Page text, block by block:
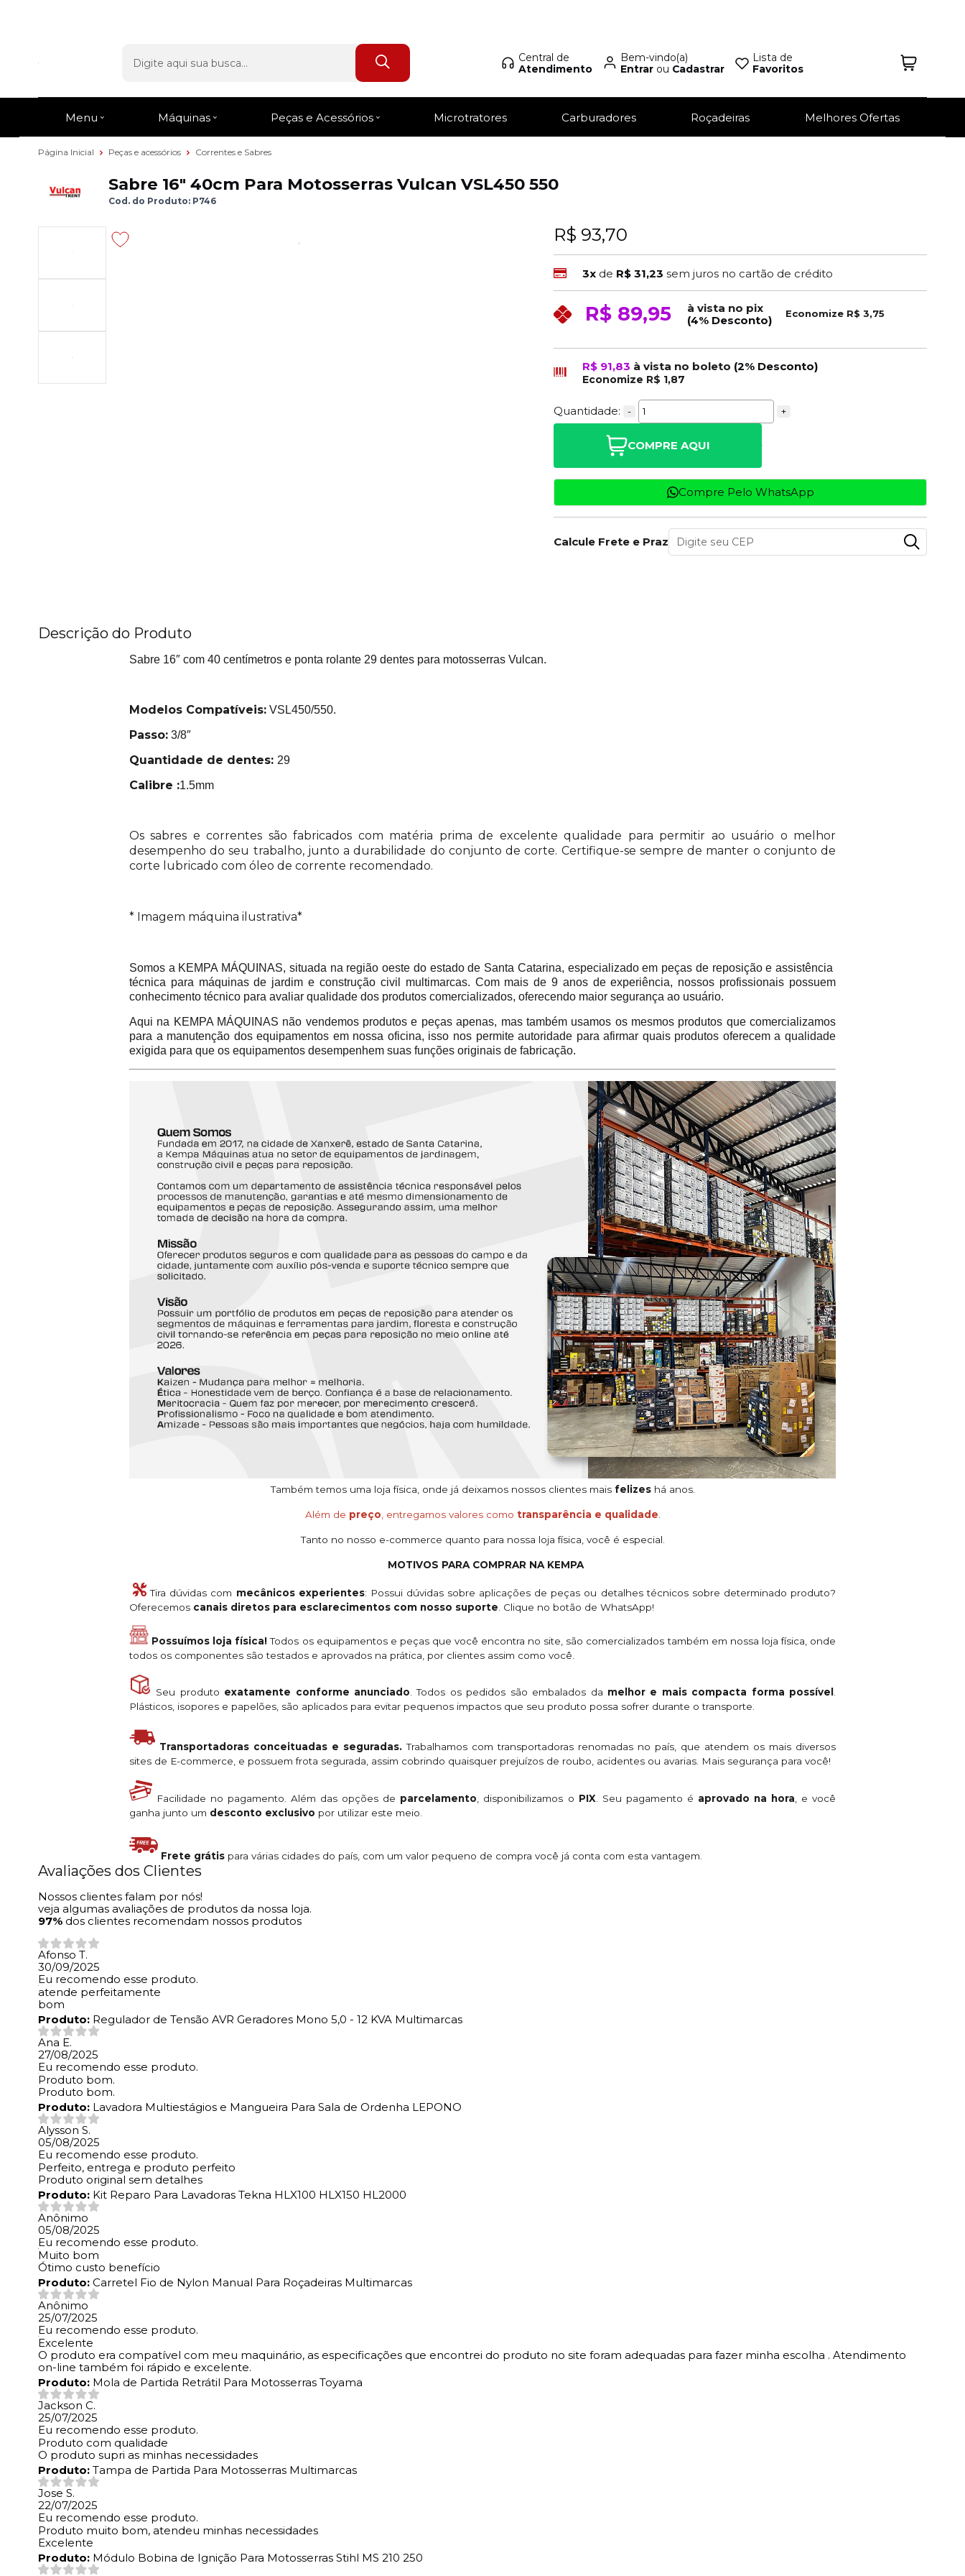
Central de
Atendimento
Bem-vindo(a)
Entrarou Cadastrar
Lista de
Favoritos
Menu Máquinas Peças e Acessórios Microtratores Carburadores Roçadeiras Melhores Ofertas
Página Inicial Peças e acessórios Correntes e Sabres
Sabre 16" 40cm Para Motosserras Vulcan VSL450 550
Cod. do Produto: P746
R$ 93,70
3x de R$ 31,23 sem juros no cartão de crédito
R$ 89,95
à vista no pix
(4% Desconto)
Economize R$ 3,75
R$ 91,83 à vista no boleto (2% Desconto)
Economize R$ 1,87
Quantidade: - +
COMPRE AQUI
Compre Pelo WhatsApp
Calcule Frete e Prazo
Descrição do Produto
Sabre 16″ com 40 centímetros e ponta rolante 29 dentes para motosserras Vulcan.
Modelos Compatíveis: VSL450/550.
Passo: 3/8″
Quantidade de dentes: 29
Calibre :1.5mm
Os sabres e correntes são fabricados com matéria prima de excelente qualidade para permitir ao usuário o melhor
desempenho do seu trabalho, junto a durabilidade do conjunto de corte. Certifique-se sempre de manter o conjunto de
corte lubricado com óleo de corrente recomendado.
* Imagem máquina ilustrativa*
Somos a KEMPA MÁQUINAS, situada na região oeste do estado de Santa Catarina, especializado em peças de reposição e assistência
técnica para máquinas de jardim e construção civil multimarcas. Com mais de 9 anos de experiência, nossos profissionais possuem
conhecimento técnico para avaliar qualidade dos produtos comercializados, oferecendo maior segurança ao usuário.
Aqui na KEMPA MÁQUINAS não vendemos produtos e peças apenas, mas também usamos os mesmos produtos que comercializamos
para a manutenção dos equipamentos em nossa oficina, isso nos permite autoridade para afirmar quais produtos oferecem a qualidade
exigida para que os equipamentos desempenhem suas funções originais de fabricação.
Também temos uma loja física, onde já deixamos nossos clientes mais felizeshá anos.
Além de preço, entregamos valores como transparência e qualidade.
Tanto no nosso e-commerce quanto para nossa loja física, você é especial.
MOTIVOS PARA COMPRAR NA KEMPA
Tira dúvidas com mecânicos experientes: Possui dúvidas sobre aplicações de peças ou detalhes técnicos sobre determinado produto?
Oferecemos canais diretos para esclarecimentos com nosso suporte. Clique no botão de WhatsApp!
Possuímos loja física!Todos os equipamentos e peças que você encontra no site, são comercializados também em nossa loja física, onde
todos os componentes são testados e aprovados na prática, por clientes assim como você.
Seu produto exatamente conforme anunciado. Todos os pedidos são embalados da melhor e mais compacta forma possível .
Plásticos, isopores e papelões, são aplicados para evitar pequenos impactos que seu produto possa sofrer durante o transporte.
Transportadoras conceituadas e seguradas. Trabalhamos com transportadoras renomadas no país, que atendem os mais diversos
sites de E-commerce, e possuem frota segurada, assim cobrindo quaisquer prejuízos de roubo, acidentes ou avarias. Mais segurança para você!
Facilidade no pagamento. Além das opções de parcelamento, disponibilizamos o PIX. Seu pagamento é aprovado na hora, e você
ganha junto um desconto exclusivo por utilizar este meio.
Frete grátis para várias cidades do país, com um valor pequeno de compra você já conta com esta vantagem.
Avaliações dos Clientes
Nossos clientes falam por nós!
veja algumas avaliações de produtos da nossa loja.
97% dos clientes recomendam nossos produtos
Afonso T.
30/09/2025
Eu recomendo esse produto.
atende perfeitamente
bom
Produto: Regulador de Tensão AVR Geradores Mono 5,0 - 12 KVA Multimarcas
Ana E.
27/08/2025
Eu recomendo esse produto.
Produto bom.
Produto bom.
Produto: Lavadora Multiestágios e Mangueira Para Sala de Ordenha LEPONO
Alysson S.
05/08/2025
Eu recomendo esse produto.
Perfeito, entrega e produto perfeito
Produto original sem detalhes
Produto: Kit Reparo Para Lavadoras Tekna HLX100 HLX150 HL2000
Anônimo
05/08/2025
Eu recomendo esse produto.
Muito bom
Ótimo custo benefício
Produto: Carretel Fio de Nylon Manual Para Roçadeiras Multimarcas
Anônimo
25/07/2025
Eu recomendo esse produto.
Excelente
O produto era compatível com meu maquinário, as especificações que encontrei do produto no site foram adequadas para fazer minha escolha . Atendimento
on-line também foi rápido e excelente.
Produto: Mola de Partida Retrátil Para Motosserras Toyama
Jackson C.
25/07/2025
Eu recomendo esse produto.
Produto com qualidade
O produto supri as minhas necessidades
Produto: Tampa de Partida Para Motosserras Multimarcas
Jose S.
22/07/2025
Eu recomendo esse produto.
Produto muito bom, atendeu minhas necessidades
Excelente
Produto: Módulo Bobina de Ignição Para Motosserras Stihl MS 210 250